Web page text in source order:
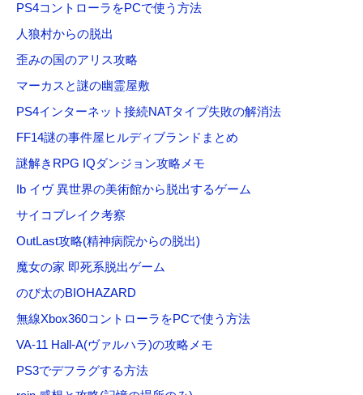
PS4コントローラをPCで使う方法
人狼村からの脱出
歪みの国のアリス攻略
マーカスと謎の幽霊屋敷
PS4インターネット接続NATタイプ失敗の解消法
FF14謎の事件屋ヒルディブランドまとめ
謎解きRPG IQダンジョン攻略メモ
Ib イヴ 異世界の美術館から脱出するゲーム
サイコブレイク考察
OutLast攻略(精神病院からの脱出)
魔女の家 即死系脱出ゲーム
のび太のBIOHAZARD
無線Xbox360コントローラをPCで使う方法
VA-11 Hall-A(ヴァルハラ)の攻略メモ
PS3でデフラグする方法